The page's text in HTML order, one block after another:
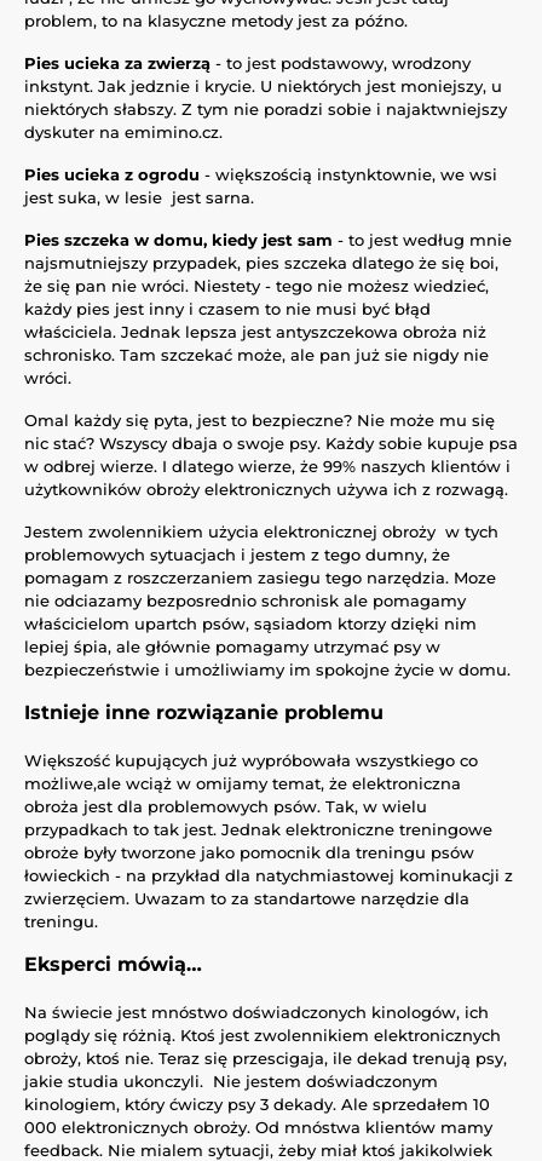
problem, to na klasyczne metody jest za późno.
Pies ucieka za zwierzą - to jest podstawowy, wrodzony
inkstynt. Jak jedznie i krycie. U niektórych jest moniejszy, u
niektórych słabszy. Z tym nie poradzi sobie i najaktwniejszy
dyskuter na emimino.cz.
Pies ucieka z ogrodu - większością instynktownie, we wsi
jest suka, w lesie jest sarna.
Pies szczeka w domu, kiedy jest sam - to jest według mnie
najsmutniejszy przypadek, pies szczeka dlatego że się boi,
że się pan nie wróci. Niestety - tego nie możesz wiedzieć,
każdy pies jest inny i czasem to nie musi być błąd
właściciela. Jednak lepsza jest antyszczekowa obroża niż
schronisko. Tam szczekać może, ale pan już sie nigdy nie
wróci.
Omal każdy się pyta, jest to bezpieczne? Nie może mu się
nic stać? Wszyscy dbaja o swoje psy. Każdy sobie kupuje psa
w odbrej wierze. I dlatego wierze, że 99% naszych klientów i
użytkowników obroży elektronicznych używa ich z rozwagą.
Jestem zwolennikiem użycia elektronicznej obroży w tych
problemowych sytuacjach i jestem z tego dumny, że
pomagam z roszczerzaniem zasiegu tego narzędzia. Moze
nie odciazamy bezposrednio schronisk ale pomagamy
właścicielom upartch psów, sąsiadom ktorzy dzięki nim
lepiej śpia, ale głównie pomagamy utrzymać psy w
bezpieczeństwie i umożliwiamy im spokojne życie w domu.
Istnieje inne rozwiązanie problemu
Większość kupujących już wypróbowała wszystkiego co
możliwe,ale wciąż w omijamy temat, że elektroniczna
obroża jest dla problemowych psów. Tak, w wielu
przypadkach to tak jest. Jednak elektroniczne treningowe
obroże były tworzone jako pomocnik dla treningu psów
łowieckich - na przykład dla natychmiastowej kominukacji z
zwierzęciem. Uwazam to za standartowe narzędzie dla
treningu.
Eksperci mówią…
Na świecie jest mnóstwo doświadczonych kinologów, ich
poglądy się różnią. Ktoś jest zwolennikiem elektronicznych
obroży, ktoś nie. Teraz się przescigaja, ile dekad trenują psy,
jakie studia ukonczyli. Nie jestem doświadczonym
kinologiem, który ćwiczy psy 3 dekady. Ale sprzedałem 10
000 elektronicznych obroży. Od mnóstwa klientów mamy
feedback. Nie mialem sytuacji, żeby miał ktoś jakikolwiek